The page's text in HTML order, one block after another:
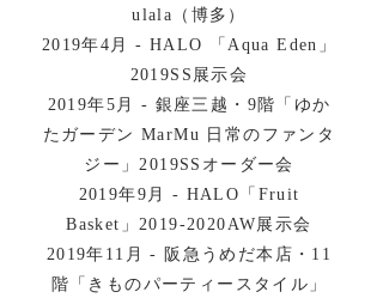
ulala（博多）
2019年4月 - HALO 「Aqua Eden」
2019SS展示会
2019年5月 - 銀座三越・9階「ゆか
たガーデン MarMu 日常のファンタ
ジー」2019SSオーダー会
2019年9月 - HALO「Fruit
Basket」2019-2020AW展示会
2019年11月 - 阪急うめだ本店・11
階「きものパーティースタイル」